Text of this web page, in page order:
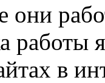
они
работы
в